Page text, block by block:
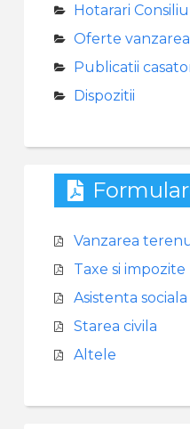
Hotarari
Oferte
Publicatii
Dispozitii
Vanzarea
Taxe si impozite
Asistenta sociala
Starea civila
Altele